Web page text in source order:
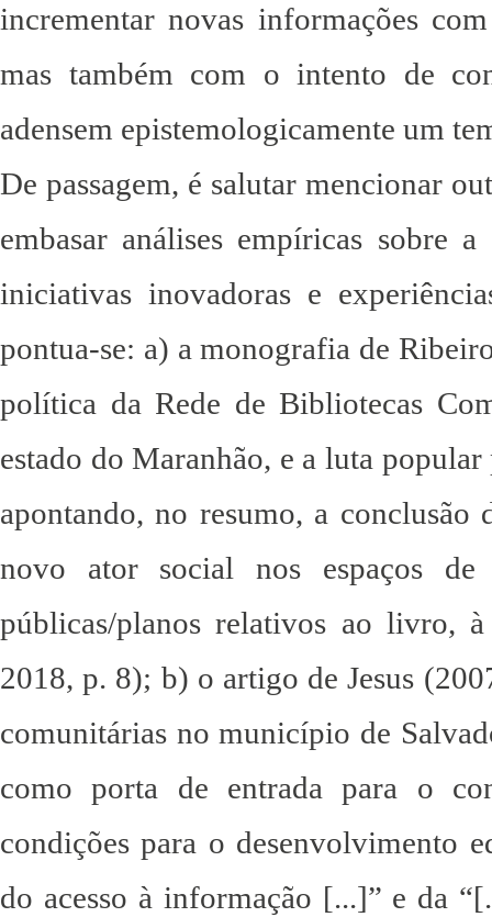
incrementar novas informações
mas também com o intento de
adensem epistemologicamente um
De passagem, é salutar mencionar
embasar análises empíricas sobre
iniciativas inovadoras e
pontua-se: a) a monografia de
política da Rede de Bibliotecas
estado do Maranhão, e a luta
apontando, no resumo, a
novo ator social nos espaços de
públicas/planos relativos ao livro,
2018, p. 8); b) o artigo de Jesus
comunitárias no município de
como porta de entrada para o
condições para o desenvolvimento
do acesso à informação [...]” e da